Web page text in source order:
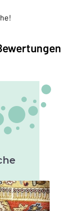
sind sehr
die eine